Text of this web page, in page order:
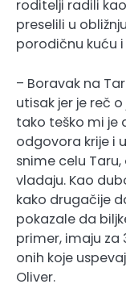
roditelji radili
preselili u
porodičnu kuću
– Boravak na
utisak jer je reč
tako teško mi je
odgovora krije i
snime celu
vladaju. Kao
kako drugačije
pokazale da
primer, imaju
onih koje
Oliver.